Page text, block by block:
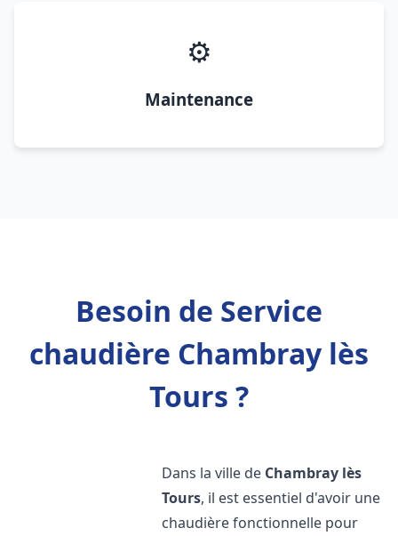
⚙️
Maintenance
Besoin de Service
chaudière Chambray lès
Tours ?
Dans la ville de Chambray lès
Tours, il est essentiel d'avoir une
chaudière fonctionnelle pour